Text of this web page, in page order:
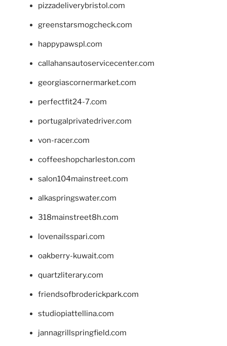
pizzadeliverybristol.com
greenstarsmogcheck.com
happypawspl.com
callahansautoservicecenter.com
georgiascornermarket.com
perfectfit24-7.com
portugalprivatedriver.com
von-racer.com
coffeeshopcharleston.com
salon104mainstreet.com
alkaspringswater.com
318mainstreet8h.com
lovenailsspari.com
oakberry-kuwait.com
quartzliterary.com
friendsofbroderickpark.com
studiopiattellina.com
jannagrillspringfield.com